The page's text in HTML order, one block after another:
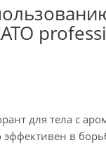
для тела с
эффективен в